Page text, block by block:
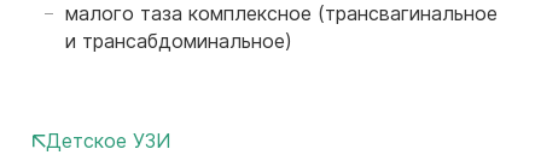
малого таза комплексное (трансвагинальное
и трансабдоминальное)
Детское УЗИ